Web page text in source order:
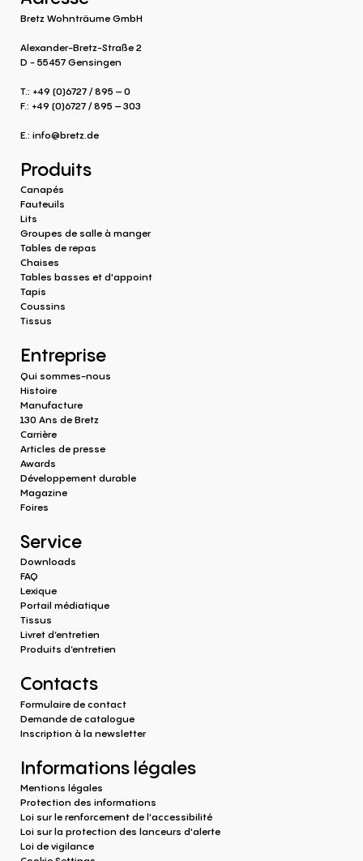
Bretz Wohnträume GmbH
Alexander-Bretz-Straße 2
D - 55457 Gensingen
T.: +49 (0)6727 / 895 – 0
F.: +49 (0)6727 / 895 – 303
E.: info@bretz.de
Produits
Canapés
Fauteuils
Lits
Groupes de salle à manger
Tables de repas
Chaises
Tables basses et d'appoint
Tapis
Coussins
Tissus
Entreprise
Qui sommes-nous
Histoire
Manufacture
130 Ans de Bretz
Carrière
Articles de presse
Awards
Développement durable
Magazine
Foires
Service
Downloads
FAQ
Lexique
Portail médiatique
Tissus
Livret d’entretien
Produits d‘entretien
Contacts
Formulaire de contact
Demande de catalogue
Inscription à la newsletter
Informations légales
Mentions légales
Protection des informations
Loi sur le renforcement de l'accessibilité
Loi sur la protection des lanceurs d'alerte
Loi de vigilance